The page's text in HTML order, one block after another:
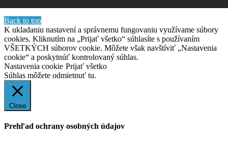
Back to top
K ukladaniu nastavení a správnemu fungovaniu využívame súbory
cookies. Kliknutím na „Prijať všetko“ súhlasíte s používaním
VŠETKÝCH súborov cookie. Môžete však navštíviť „Nastavenia
cookie“ a poskytnúť kontrolovaný súhlas.
Nastavenia cookie Prijať všetko
Súhlas môžete odmietnuť tu.
Close
Prehľad ochrany osobných údajov